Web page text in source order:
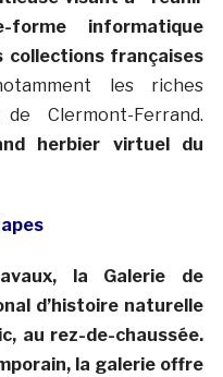
informatique
collections françaises
les riches
Clermont-Ferrand.
herbier virtuel du
la Galerie de
d’histoire naturelle
au rez-de-chaussée.
la galerie offre